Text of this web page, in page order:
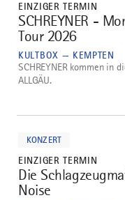
EINZIGER TERMIN
1
SCHREYNER -
Tour 2026
KULTBOX — KEMPTEN
SCHREYNER kommen in
ALLGÄU.
KONZERT
EINZIGER TERMIN
2
Die
Noise